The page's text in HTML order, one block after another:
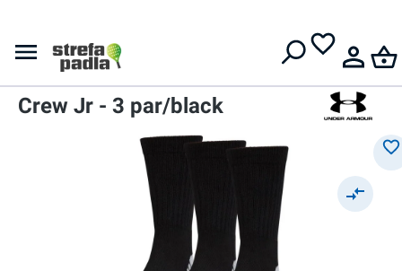
Skarpety
Under Armour UA HeatGear
Crew Jr - 3 par/black